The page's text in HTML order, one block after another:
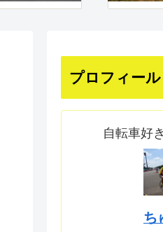
プロフィール
自転車好
ち